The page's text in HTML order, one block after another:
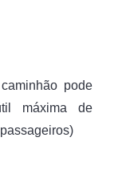
pode
máxima de